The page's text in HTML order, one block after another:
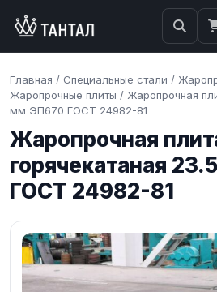
Главная / Специальные стали /
Жаропрочные плиты / Жаропрочная
мм ЭП670 ГОСТ 24982-81
Жаропрочная
горячекатаная
ГОСТ 24982-81